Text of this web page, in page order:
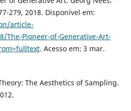
279, 2018. Disponível em:
article-
The-Pioneer-of-Generative-Art-
. Acesso em: 3 mar.
The Aesthetics of Sampling.